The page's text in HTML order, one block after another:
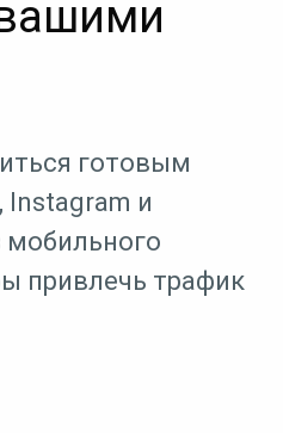
готовым
и
мобильного
привлечь трафик